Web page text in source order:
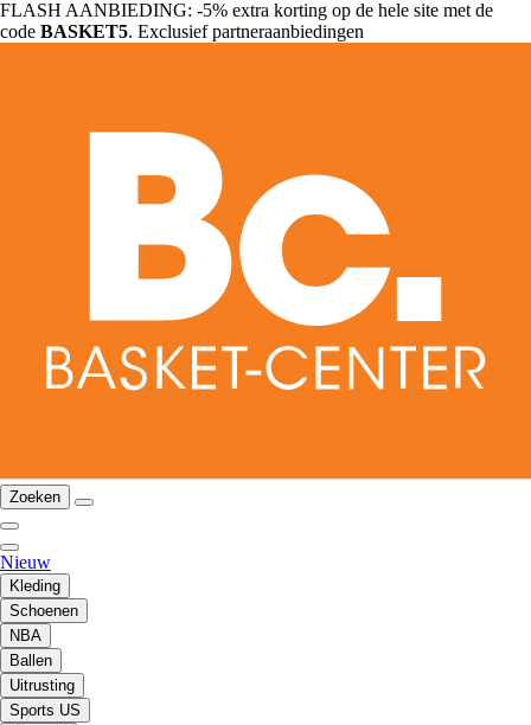
FLASH AANBIEDING: -5% extra korting op de hele site met de
code BASKET5. Exclusief partneraanbiedingen
Zoeken
Nieuw
Kleding
Schoenen
NBA
Ballen
Uitrusting
Sports US